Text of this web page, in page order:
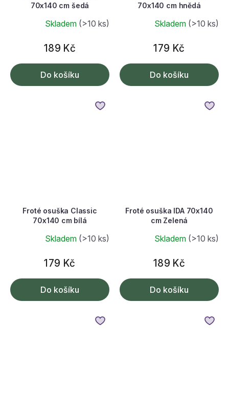
70x140 cm šedá
Skladem (>10 ks)
189 Kč
Do košíku
70x140 cm hnědá
Skladem (>10 ks)
179 Kč
Do košíku
Froté osuška Classic
70x140 cm bílá
Skladem (>10 ks)
179 Kč
Do košíku
Froté osuška IDA 70x140
cm Zelená
Skladem (>10 ks)
189 Kč
Do košíku